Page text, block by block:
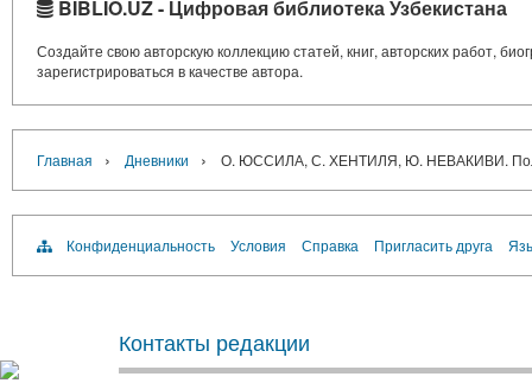
BIBLIO.UZ - Цифровая библиотека Узбекистана
Создайте свою авторскую коллекцию статей, книг, авторских работ,
зарегистрироваться в качестве автора.
Главная › Дневники › О. ЮССИЛА, С. ХЕНТИЛЯ, Ю. НЕВАКИВИ.
Конфиденциальность Условия Справка Пригласить друга
Контакты редакции